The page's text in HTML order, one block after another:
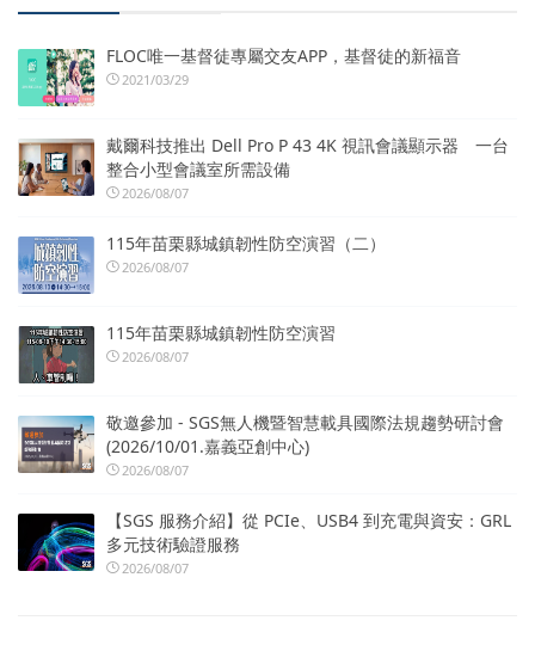
FLOC唯一基督徒專屬交友APP，基督徒的新福音
2021/03/29
戴爾科技推出 Dell Pro P 43 4K 視訊會議顯示器 一台
整合小型會議室所需設備
2026/08/07
115年苗栗縣城鎮韌性防空演習（二）
2026/08/07
115年苗栗縣城鎮韌性防空演習
2026/08/07
敬邀參加 - SGS無人機暨智慧載具國際法規趨勢研討會
(2026/10/01.嘉義亞創中心)
2026/08/07
【SGS 服務介紹】從 PCIe、USB4 到充電與資安：GRL
多元技術驗證服務
2026/08/07